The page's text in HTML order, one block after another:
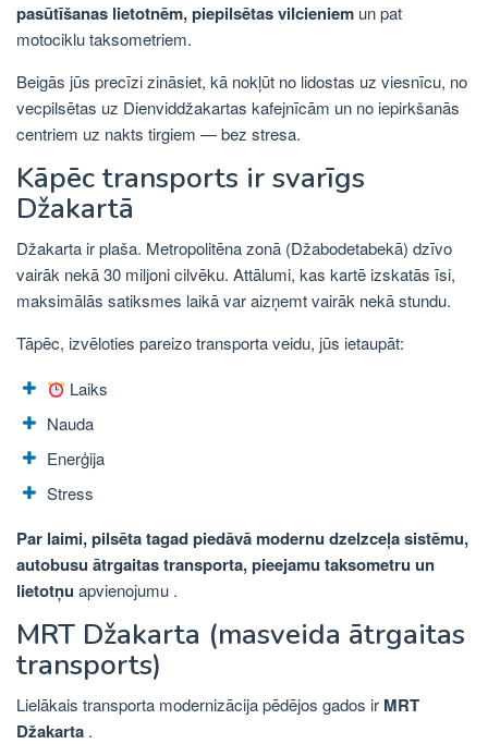
pasūtīšanas lietotnēm, piepilsētas vilcieniem un pat
motociklu taksometriem.
Beigās jūs precīzi zināsiet, kā nokļūt no lidostas uz viesnīcu, no
vecpilsētas uz Dienviddžakartas kafejnīcām un no iepirkšanās
centriem uz nakts tirgiem — bez stresa.
Kāpēc transports ir svarīgs
Džakartā
Džakarta ir plaša. Metropolitēna zonā (Džabodetabekā) dzīvo
vairāk nekā 30 miljoni cilvēku. Attālumi, kas kartē izskatās īsi,
maksimālās satiksmes laikā var aizņemt vairāk nekā stundu.
Tāpēc, izvēloties pareizo transporta veidu, jūs ietaupāt:
Laiks
Nauda
Enerģija
Stress
Par laimi, pilsēta tagad piedāvā modernu dzelzceļa sistēmu,
autobusu ātrgaitas transporta, pieejamu taksometru un
lietotņu apvienojumu .
MRT Džakarta (masveida ātrgaitas
transports)
Lielākais transporta modernizācija pēdējos gados ir MRT
Džakarta .